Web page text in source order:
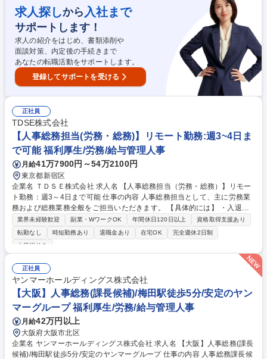
（受付、郵便物、海外旅行保険の手配、役員の庶務など） 募集職種 【東
京/総務担当】/ペトロチャイナGr/平均月残業20H/中国語を活かしたい方歓
迎
求人探しから 入社まで
サポートします！
求人の紹介をはじめ、書類添削や
面談対策、内定後の手続きまで
あなたの転職活動をサポートします。
登録してサポートを受ける
正社員
TDSE株式会社
【人事総務担当(労務・総務)】リモート勤務:週3~4日ま
で可能 福利厚生/労務/給与管理人事
月給41万7900円～54万2100円
東京都新宿区
企業名 ＴＤＳＥ株式会社 求人名 【人事総務担当（労務・総務）】リモー
ト勤務：週3～4日まで可能 仕事の内容 人事総務担当として、主に労務業
務および総務業務全般をご担当いただきます。 【具体的には】 ・入退社
手続き、社会保険手続きのアウトソース先管理・調整などの労務手続き関
連業務 ・勤怠管理、給与計算、人事データの入力・更新、社員情報管理業
務 ・健康診断対応業務、安全衛生管理のサポート業務 ・人事制度、福利
画、運用のサポート業務 など 募集職種 【人事総務担当（労務・総務）】
リモート勤務：週3～4日まで可能
業界未経験歓迎 副業・WワークOK 年間休日120日以上
資格取得支援あり
転勤なし
時短勤務あり 退職金あり 在宅OK
完全週休2日制
土日祝休み
正社員
ヤンマーホールディングス株式会社
【大阪】人事総務(課長候補)/梅田駅徒歩5分/安定のヤン
マーグループ 福利厚生/労務/給与管理人事
月給42万円以上
大阪府大阪市北区
企業名 ヤンマーホールディングス株式会社 求人名 【大阪】人事総務(課長
候補)/梅田駅徒歩5分/安定のヤンマーグループ 仕事の内容 人事総務課長候